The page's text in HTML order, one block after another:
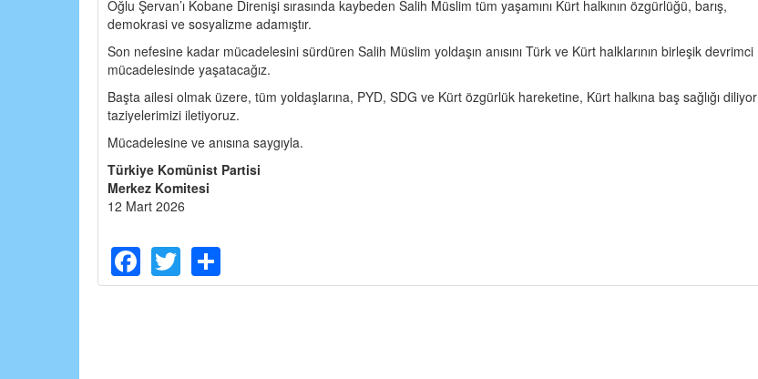
Oğlu Şervan’ı Kobane Direnişi sırasında kaybeden Salih Müslim tüm yaşamını Kürt halkının özgürlüğü, barış,
demokrasi ve sosyalizme adamıştır.
Son nefesine kadar mücadelesini sürdüren Salih Müslim yoldaşın anısını Türk ve Kürt halklarının birleşik devrimci
mücadelesinde yaşatacağız.
Başta ailesi olmak üzere, tüm yoldaşlarına, PYD, SDG ve Kürt özgürlük hareketine, Kürt halkına baş sağlığı diliyor
taziyelerimizi iletiyoruz.
Mücadelesine ve anısına saygıyla.
Türkiye Komünist Partisi
Merkez Komitesi
12 Mart 2026
Facebook
Twitter